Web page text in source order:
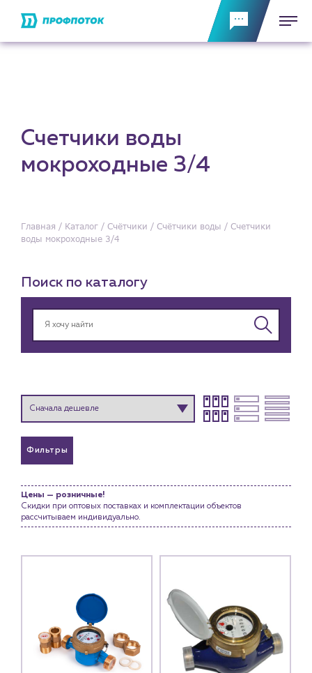
Каталог
Клиентам
Монтажным бригадам
Предприятиям и юр.лицам
О компании
История компании
Счетчики воды
мокроходные 3/4
Главная Каталог Счётчики Счётчики воды
Счетчики
воды мокроходные 3/4
Поиск по каталогу
Фильтры
Цены — розничные!
Скидки при оптовых поставках и комплектации объектов
рассчитываем индивидуально.